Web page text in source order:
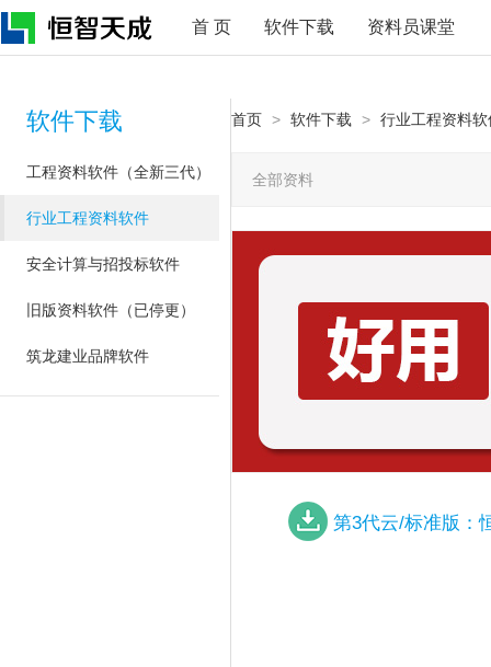
首 页 软件下载 资料员课堂
软件下载
工程资料软件（全新三代）
行业工程资料软件
安全计算与招投标软件
旧版资料软件（已停更）
筑龙建业品牌软件
首页 > 软件下载 > 行业工程资料软
全部资料
第3代云/标准版：